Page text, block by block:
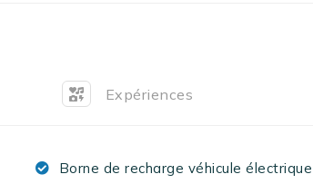
Notre programme de fidélité
Expériences
Borne de recharge véhicule électrique